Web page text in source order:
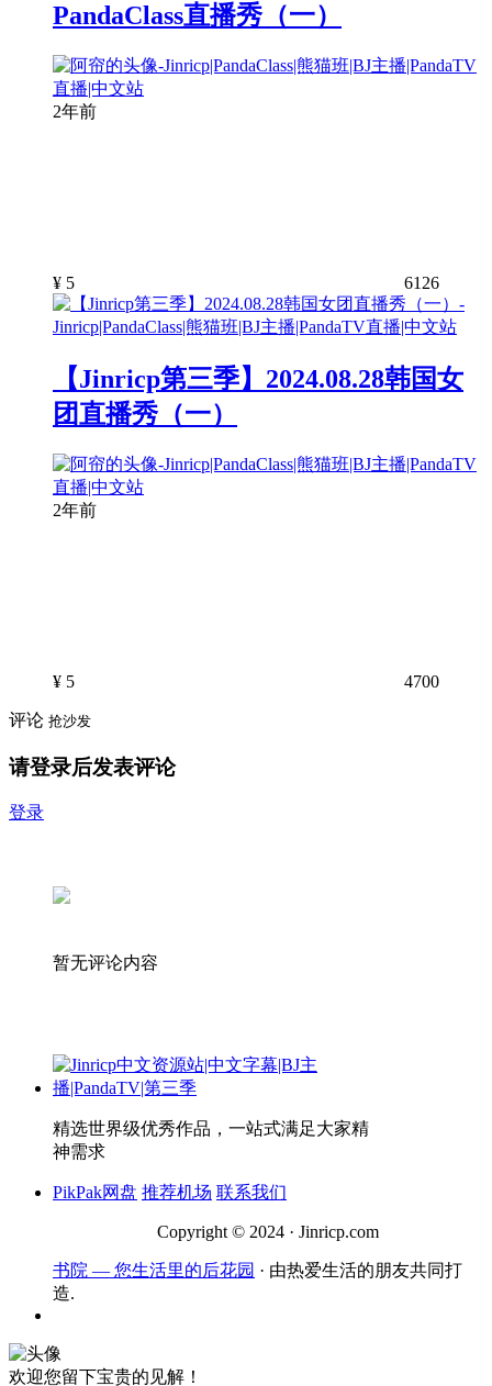
PandaClass直播秀（一）
2年前
¥ 5 6126
【Jinricp第三季】2024.08.28韩国女
团直播秀（一）
2年前
¥ 5 4700
评论 抢沙发
请登录后发表评论
登录
暂无评论内容
精选世界级优秀作品，一站式满足大家精
神需求
PikPak网盘 推荐机场 联系我们
Copyright © 2024 · Jinricp.com
书院 — 您生活里的后花园 · 由热爱生活的朋友共同打
造.
欢迎您留下宝贵的见解！